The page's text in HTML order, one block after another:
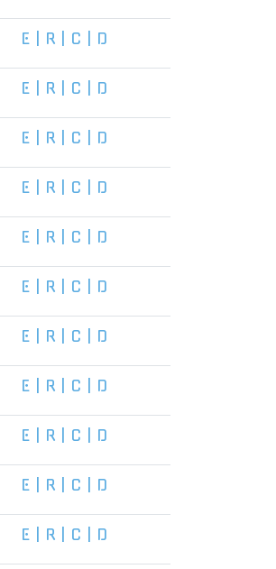
E R C D
E R C D
E R C D
E R C D
E R C D
E R C D
E R C D
E R C D
E R C D
E R C D
E R C D